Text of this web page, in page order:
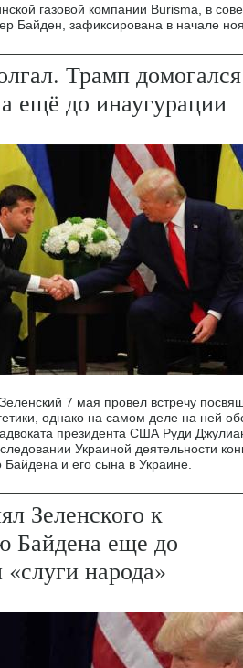
газовой компании Burisma, в
Байден, зафиксирована в начале
Трамп
ещё до инаугурации
7 мая провел встречу
однако на самом деле на ней
президента США Руди
Украиной деятельности
и его сына в Украине.
Зеленского к
Байдена еще до
народа»